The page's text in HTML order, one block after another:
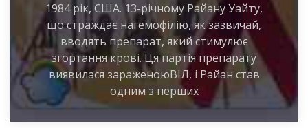
1984 рік, США. 13-річному Райану Уайту,
що страждає нагемофілію, як зазвичай,
вводять препарат, який стимулює
згортання крові. Ця партія препарату
виявилася зараженоюВІЛ, і Райан став
одним з перших